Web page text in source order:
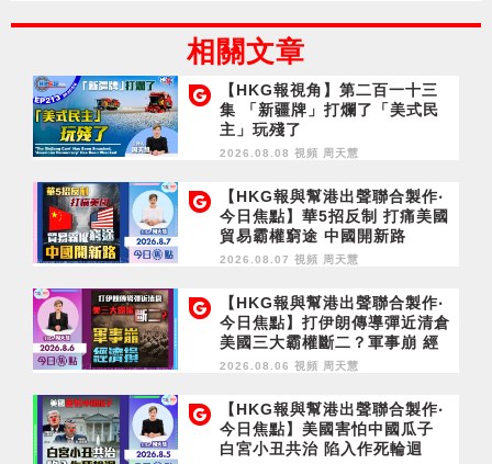
相關文章
【HKG報視角】第二百一十三
集 「新疆牌」打爛了「美式民
主」玩殘了
2026.08.08 視頻 周天慧
【HKG報與幫港出聲聯合製作‧
今日焦點】華5招反制 打痛美國
貿易霸權窮途 中國開新路
2026.08.07 視頻 周天慧
【HKG報與幫港出聲聯合製作‧
今日焦點】打伊朗傳導彈近清倉
美國三大霸權斷二？軍事崩 經
濟損
2026.08.06 視頻 周天慧
【HKG報與幫港出聲聯合製作‧
今日焦點】美國害怕中國瓜子
白宮小丑共治 陷入作死輪迴